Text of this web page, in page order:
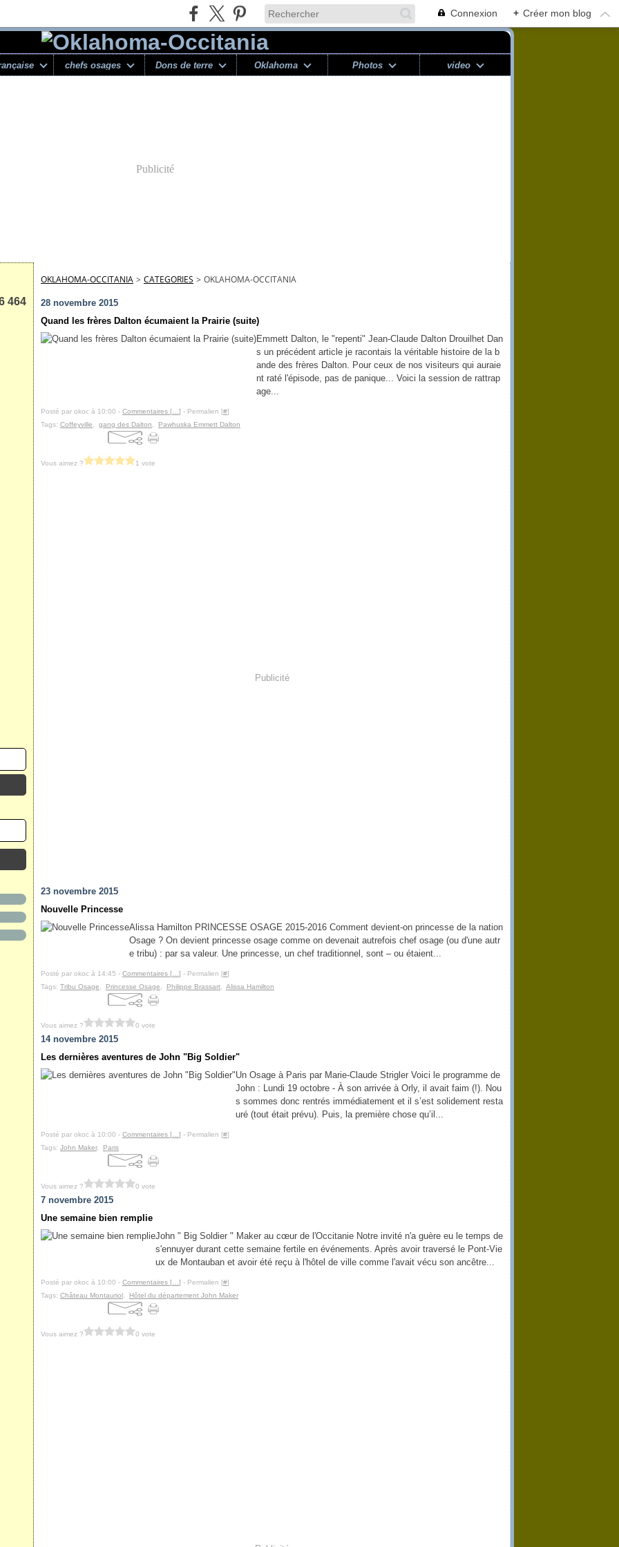
Connexion + Créer mon blog
chefs osages Dons de terre Oklahoma Photos video
Publicité
464
OKLAHOMA-OCCITANIA > CATEGORIES > OKLAHOMA-OCCITANIA
28 novembre 2015
Quand les frères Dalton écumaient la Prairie (suite)
Emmett Dalton, le "repenti" Jean-Claude Dalton Drouilhet Dan
s un précédent article je racontais la véritable histoire de la b
ande des frères Dalton. Pour ceux de nos visiteurs qui auraie
nt raté l'épisode, pas de panique... Voici la session de rattrap
age...
Posté par okoc à 10:00 - Commentaires [ ] - Permalien [#]
Tags: Coffeyville gang des Dalton Pawhuska Emmett Dalton
Vous aimez ? 1 vote
Publicité
23 novembre 2015
Nouvelle Princesse
Alissa Hamilton PRINCESSE OSAGE 2015-2016 Comment devient-on princesse de la nation
Osage ? On devient princesse osage comme on devenait autrefois chef osage (ou d'une autr
e tribu) : par sa valeur. Une princesse, un chef traditionnel, sont – ou étaient...
Posté par okoc à 14:45 - Commentaires [ ] - Permalien [#]
Tags: Tribu Osage Princesse Osage Philippe Brassart Alissa Hamilton
Vous aimez ? 0 vote
14 novembre 2015
Les dernières aventures de John "Big Soldier"
Un Osage à Paris par Marie-Claude Strigler Voici le programme de
John : Lundi 19 octobre - À son arrivée à Orly, il avait faim (!). Nou
s sommes donc rentrés immédiatement et il s’est solidement resta
uré (tout était prévu). Puis, la première chose qu’il...
Posté par okoc à 10:00 - Commentaires [ ] - Permalien [#]
Tags: John Maker, Paris
Vous aimez ? 0 vote
7 novembre 2015
Une semaine bien remplie
John " Big Soldier " Maker au cœur de l'Occitanie Notre invité n'a guère eu le temps de
s'ennuyer durant cette semaine fertile en événements. Après avoir traversé le Pont-Vie
ux de Montauban et avoir été reçu à l'hôtel de ville comme l'avait vécu son ancêtre...
Posté par okoc à 10:00 - Commentaires [ ] - Permalien [#]
Tags: Château Montauriol Hôtel du département John Maker
Vous aimez ? 0 vote